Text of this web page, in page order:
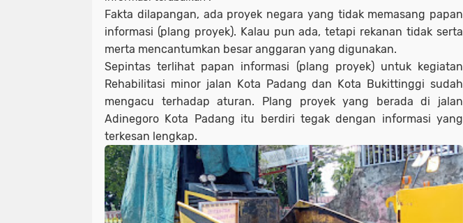
Fakta dilapangan, ada proyek negara yang tidak memasang papan
informasi (plang proyek). Kalau pun ada, tetapi rekanan tidak serta
merta mencantumkan besar anggaran yang digunakan.
Sepintas terlihat papan informasi (plang proyek) untuk kegiatan
Rehabilitasi minor jalan Kota Padang dan Kota Bukittinggi sudah
mengacu terhadap aturan. Plang proyek yang berada di jalan
Adinegoro Kota Padang itu berdiri tegak dengan informasi yang
terkesan lengkap.